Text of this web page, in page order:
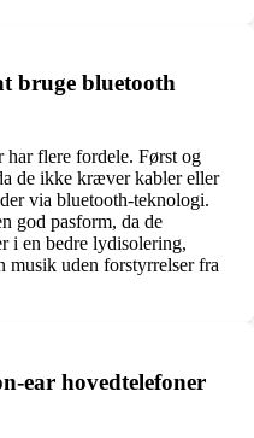
bruge bluetooth
har flere fordele. Først og
de ikke kræver kabler eller
via bluetooth-teknologi.
god pasform, da de
i en bedre lydisolering,
musik uden forstyrrelser fra
ear hovedtelefoner